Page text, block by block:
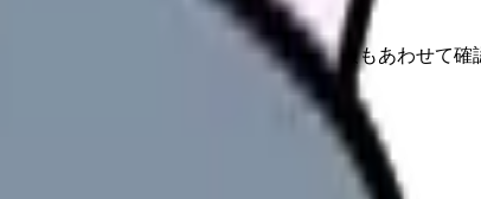
的機関・勤務先・各サービス公式情報もあわせて確